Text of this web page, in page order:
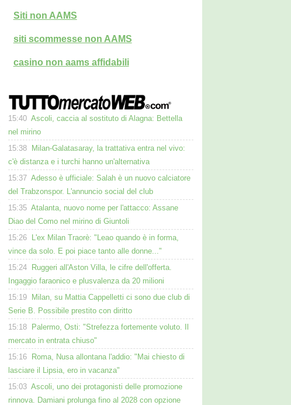
Siti non AAMS
siti scommesse non AAMS
casino non aams affidabili
15:40 Ascoli, caccia al sostituto di Alagna: Bettella
nel mirino
15:38
Milan-Galatasaray, la trattativa entra nel vivo:
c'è distanza e i turchi hanno un'alternativa
15:37 Adesso è ufficiale: Salah è un nuovo calciatore
del Trabzonspor. L'annuncio social del club
15:35 Atalanta, nuovo nome per l'attacco: Assane
Diao del Como nel mirino di Giuntoli
15:26
L'ex Milan Traorè: "Leao quando è in forma,
vince da solo. E poi piace tanto alle donne..."
15:24
Ruggeri all'Aston Villa, le cifre dell'offerta.
Ingaggio faraonico e plusvalenza da 20 milioni
15:19
Milan, su Mattia Cappelletti ci sono due club di
Serie B. Possibile prestito con diritto
15:18
Palermo, Osti: "Strefezza fortemente voluto. Il
mercato in entrata chiuso"
15:16
Roma, Nusa allontana l'addio: "Mai chiesto di
lasciare il Lipsia, ero in vacanza"
15:03 Ascoli, uno dei protagonisti delle promozione
rinnova. Damiani prolunga fino al 2028 con opzione